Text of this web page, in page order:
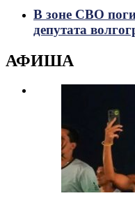
В зоне СВО
депутата
АФИША